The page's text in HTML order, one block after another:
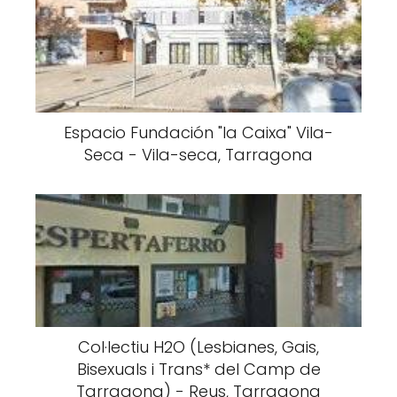
Espacio Fundación "la Caixa" Vila-
Seca - Vila-seca, Tarragona
Col·lectiu H2O (Lesbianes, Gais,
Bisexuals i Trans* del Camp de
Tarragona) - Reus, Tarragona